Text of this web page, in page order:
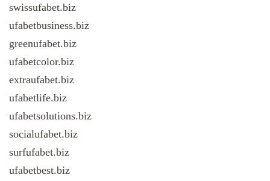
swissufabet.biz
ufabetbusiness.biz
greenufabet.biz
ufabetcolor.biz
extraufabet.biz
ufabetlife.biz
ufabetsolutions.biz
socialufabet.biz
surfufabet.biz
ufabetbest.biz